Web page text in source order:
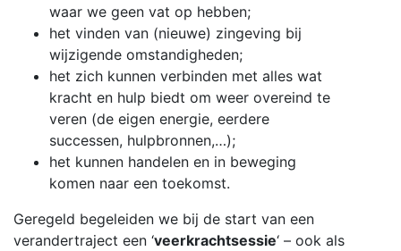
waar we geen vat op hebben;
het vinden van (nieuwe) zingeving bij
wijzigende omstandigheden;
het zich kunnen verbinden met alles wat
kracht en hulp biedt om weer overeind te
veren (de eigen energie, eerdere
successen, hulpbronnen,…);
het kunnen handelen en in beweging
komen naar een toekomst.
Geregeld begeleiden we bij de start van een
verandertraject een ‘veerkrachtsessie‘ – ook als